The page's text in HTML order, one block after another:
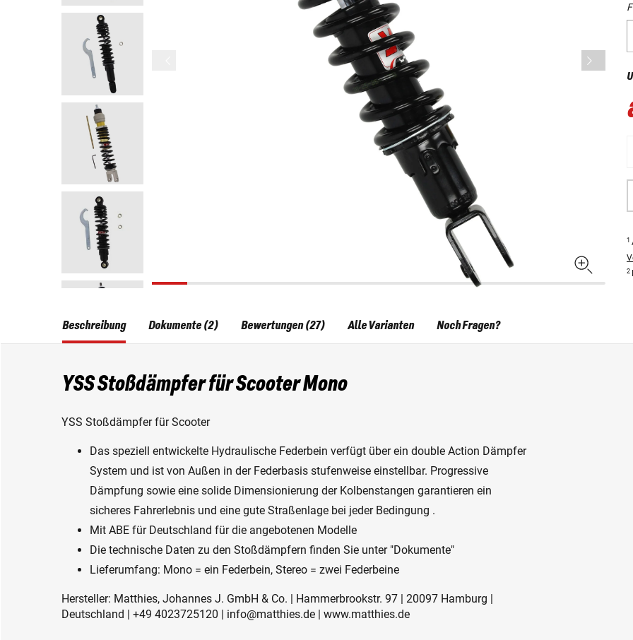
1
2
Beschreibung
YSS Stoßdämpfer für Scooter Mono
YSS Stoßdämpfer für Scooter
Das speziell entwickelte Hydraulische Federbein verfügt über ein double Action Dämpfer
System und ist von Außen in der Federbasis stufenweise einstellbar. Progressive
Dämpfung sowie eine solide Dimensionierung der Kolbenstangen garantieren ein
sicheres Fahrerlebnis und eine gute Straßenlage bei jeder Bedingung .
Mit ABE für Deutschland für die angebotenen Modelle
Die technische Daten zu den Stoßdämpfern finden Sie unter "Dokumente"
Lieferumfang: Mono = ein Federbein, Stereo = zwei Federbeine
Hersteller: Matthies, Johannes J. GmbH & Co. | Hammerbrookstr. 97 | 20097 Hamburg |
Deutschland | +49 4023725120 | info@matthies.de | www.matthies.de
Dokumente (2) Bewertungen (27) Alle Varianten Noch Fragen?